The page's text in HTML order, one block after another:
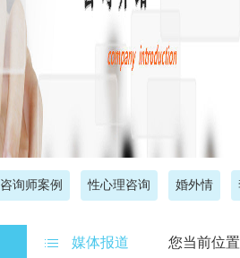
咨询师案例 性心理咨询 婚外情
媒体报道 您当前位